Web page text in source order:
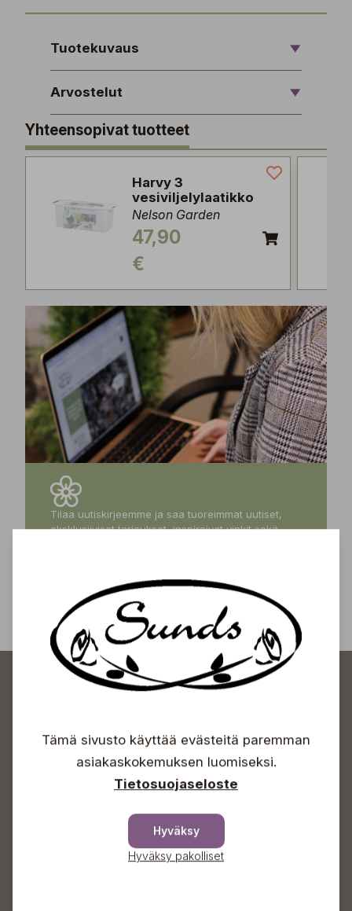
Tuotekuvaus
Arvostelut
Yhteensopivat tuotteet
Harvy 3
vesiviljelylaatikko
Nelson Garden
47,90
€
Tilaa uutiskirjeemme ja saa tuoreimmat uutiset,
eksklusiiviset tarjoukset, inspiroivat vinkit sekä
Sundin Puutarhakeskus
Sunnuntaisin Itsepalvelu
Tämä sivusto käyttää evästeitä paremman
asiakaskokemuksen luomiseksi.
Tietosuojaseloste
Hyväksy
Hyväksy pakolliset